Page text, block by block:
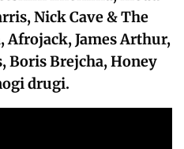
Nick Cave & The
Afrojack, James Arthur,
Boris Brejcha, Honey
drugi.